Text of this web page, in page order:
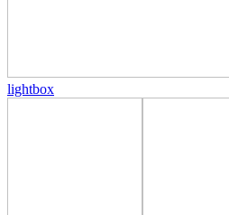
lightbox